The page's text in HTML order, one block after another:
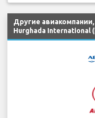
Другие
Hurghada International